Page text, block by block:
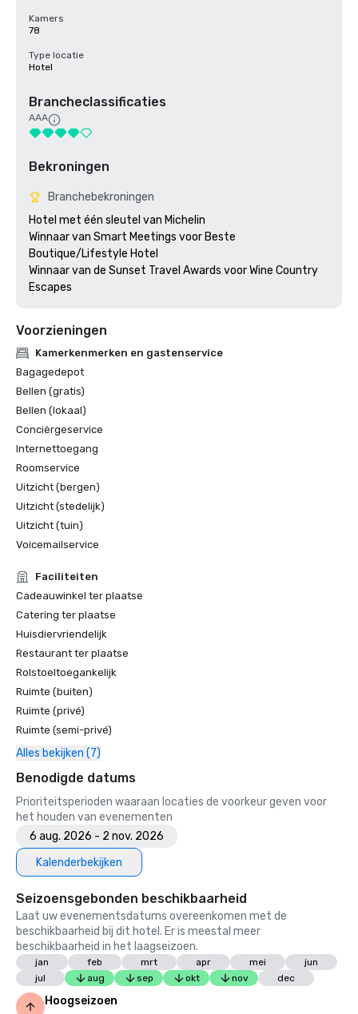
Kamers
78
Type locatie
Hotel
Brancheclassificaties
AAA
Bekroningen
Branchebekroningen
Hotel met één sleutel van Michelin
Winnaar van Smart Meetings voor Beste
Boutique/Lifestyle Hotel
Winnaar van de Sunset Travel Awards voor Wine Country
Voorzieningen
Kamerkenmerken en gastenservice
Bagagedepot
Bellen (gratis)
Bellen (lokaal)
Conciërgeservice
Internettoegang
Roomservice
Uitzicht (bergen)
Uitzicht (stedelijk)
Uitzicht (tuin)
Voicemailservice
Faciliteiten
Cadeauwinkel ter plaatse
Catering ter plaatse
Huisdiervriendelijk
Restaurant ter plaatse
Rolstoeltoegankelijk
Ruimte (buiten)
Ruimte (privé)
Ruimte (semi-privé)
Alles bekijken (7)
Benodigde datums
Prioriteitsperioden waaraan locaties de voorkeur geven voor
het houden van evenementen
6 aug. 2026 - 2 nov. 2026
Kalenderbekijken
Seizoensgebonden beschikbaarheid
Laat uw evenementsdatums overeenkomen met de
beschikbaarheid bij dit hotel. Er is meestal meer
beschikbaarheid in het laagseizoen.
jan feb mrt apr mei
jun
jul
aug sep okt nov dec
Hoogseizoen